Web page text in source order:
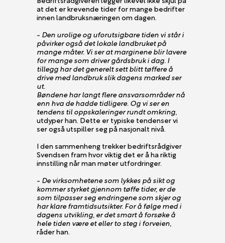
at det er krevende tider for mange bedrifter
innen landbruksnæringen om dagen.
- Den urolige og uforutsigbare tiden vi står i
påvirker også det lokale landbruket på
mange måter. Vi ser at marginene blir lavere
for mange som driver gårdsbruk i dag. I
tillegg har det generelt sett blitt tøffere å
drive med landbruk slik dagens marked ser
ut.
Bøndene har langt flere ansvarsområder nå
enn hva de hadde tidligere. Og vi ser en
tendens til oppskaleringer rundt omkring
utdyper han. Dette er typiske tendenser vi
ser også utspiller seg på nasjonalt nivå.
I den sammenheng trekker bedriftsrådgiver
Svendsen fram hvor viktig det er å ha riktig
innstilling når man møter utfordringer.
- De virksomhetene som lykkes på sikt og
kommer styrket gjennom tøffe tider, er de
som tilpasser seg endringene som skjer og
har klare framtidsutsikter. For å følge med i
dagens utvikling, er det smart å forsøke å
hele tiden være et eller to steg i forveien
råder han.